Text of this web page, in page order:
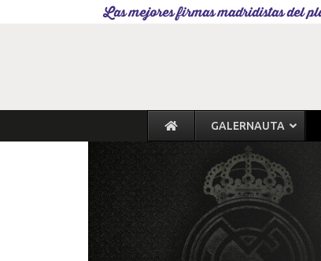
Las mejores firmas madridistas del
GALERNAUTA